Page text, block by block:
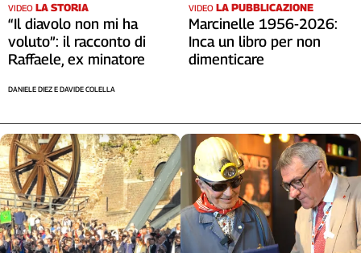
VIDEO LA STORIA
“Il diavolo non mi ha
voluto”: il racconto di
Raffaele, ex minatore
DANIELE DIEZ E DAVIDE COLELLA
VIDEO LA PUBBLICAZIONE
Marcinelle 1956-2026:
Inca un libro per non
dimenticare